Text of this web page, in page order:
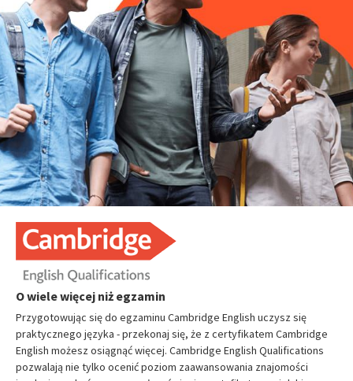
O wiele więcej niż egzamin
Przygotowując się do egzaminu Cambridge English uczysz się
praktycznego języka - przekonaj się, że z certyfikatem Cambridge
English możesz osiągnąć więcej. Cambridge English Qualifications
pozwalają nie tylko ocenić poziom zaawansowania znajomości